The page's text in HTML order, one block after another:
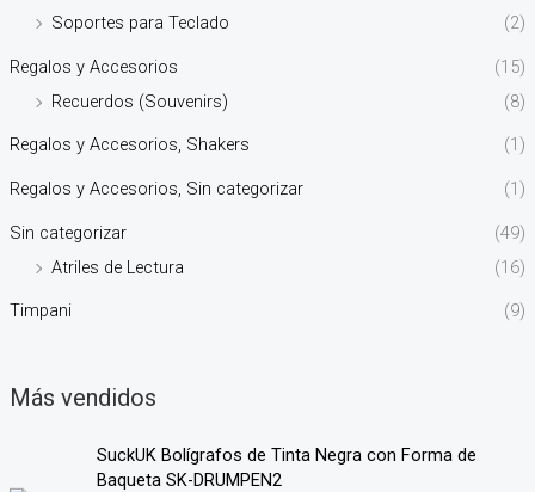
Soportes para Teclado
(2)
Regalos y Accesorios
(15)
Recuerdos (Souvenirs)
(8)
Regalos y Accesorios, Shakers (1)
Regalos y Accesorios, Sin categorizar (1)
Sin categorizar
(49)
Atriles de Lectura
(16)
Timpani (9)
Más vendidos
SuckUK Bolígrafos de Tinta Negra con Forma de
Baqueta SK-DRUMPEN2